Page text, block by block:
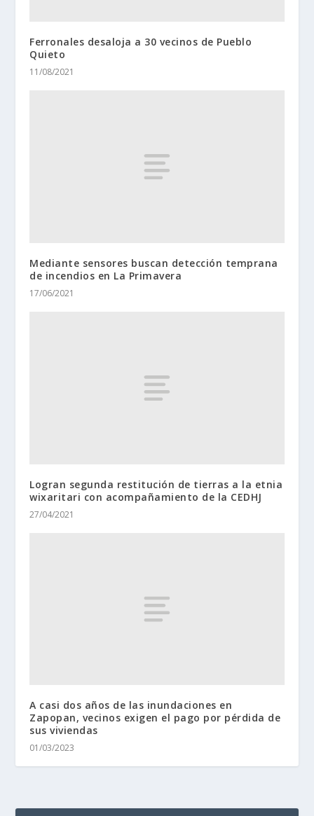
Ferronales desaloja a 30 vecinos de Pueblo
Quieto
11/08/2021
Mediante sensores buscan detección temprana
de incendios en La Primavera
17/06/2021
Logran segunda restitución de tierras a la etnia
wixaritari con acompañamiento de la CEDHJ
27/04/2021
A casi dos años de las inundaciones en
Zapopan, vecinos exigen el pago por pérdida de
sus viviendas
01/03/2023